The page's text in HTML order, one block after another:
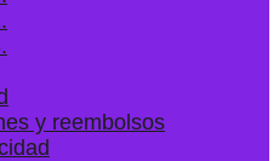
y reembolsos